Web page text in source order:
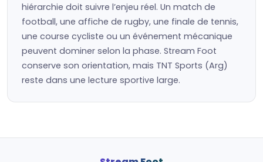
hiérarchie doit suivre l’enjeu réel. Un match de
football, une affiche de rugby, une finale de tennis,
une course cycliste ou un événement mécanique
peuvent dominer selon la phase. Stream Foot
conserve son orientation, mais TNT Sports (Arg)
reste dans une lecture sportive large.